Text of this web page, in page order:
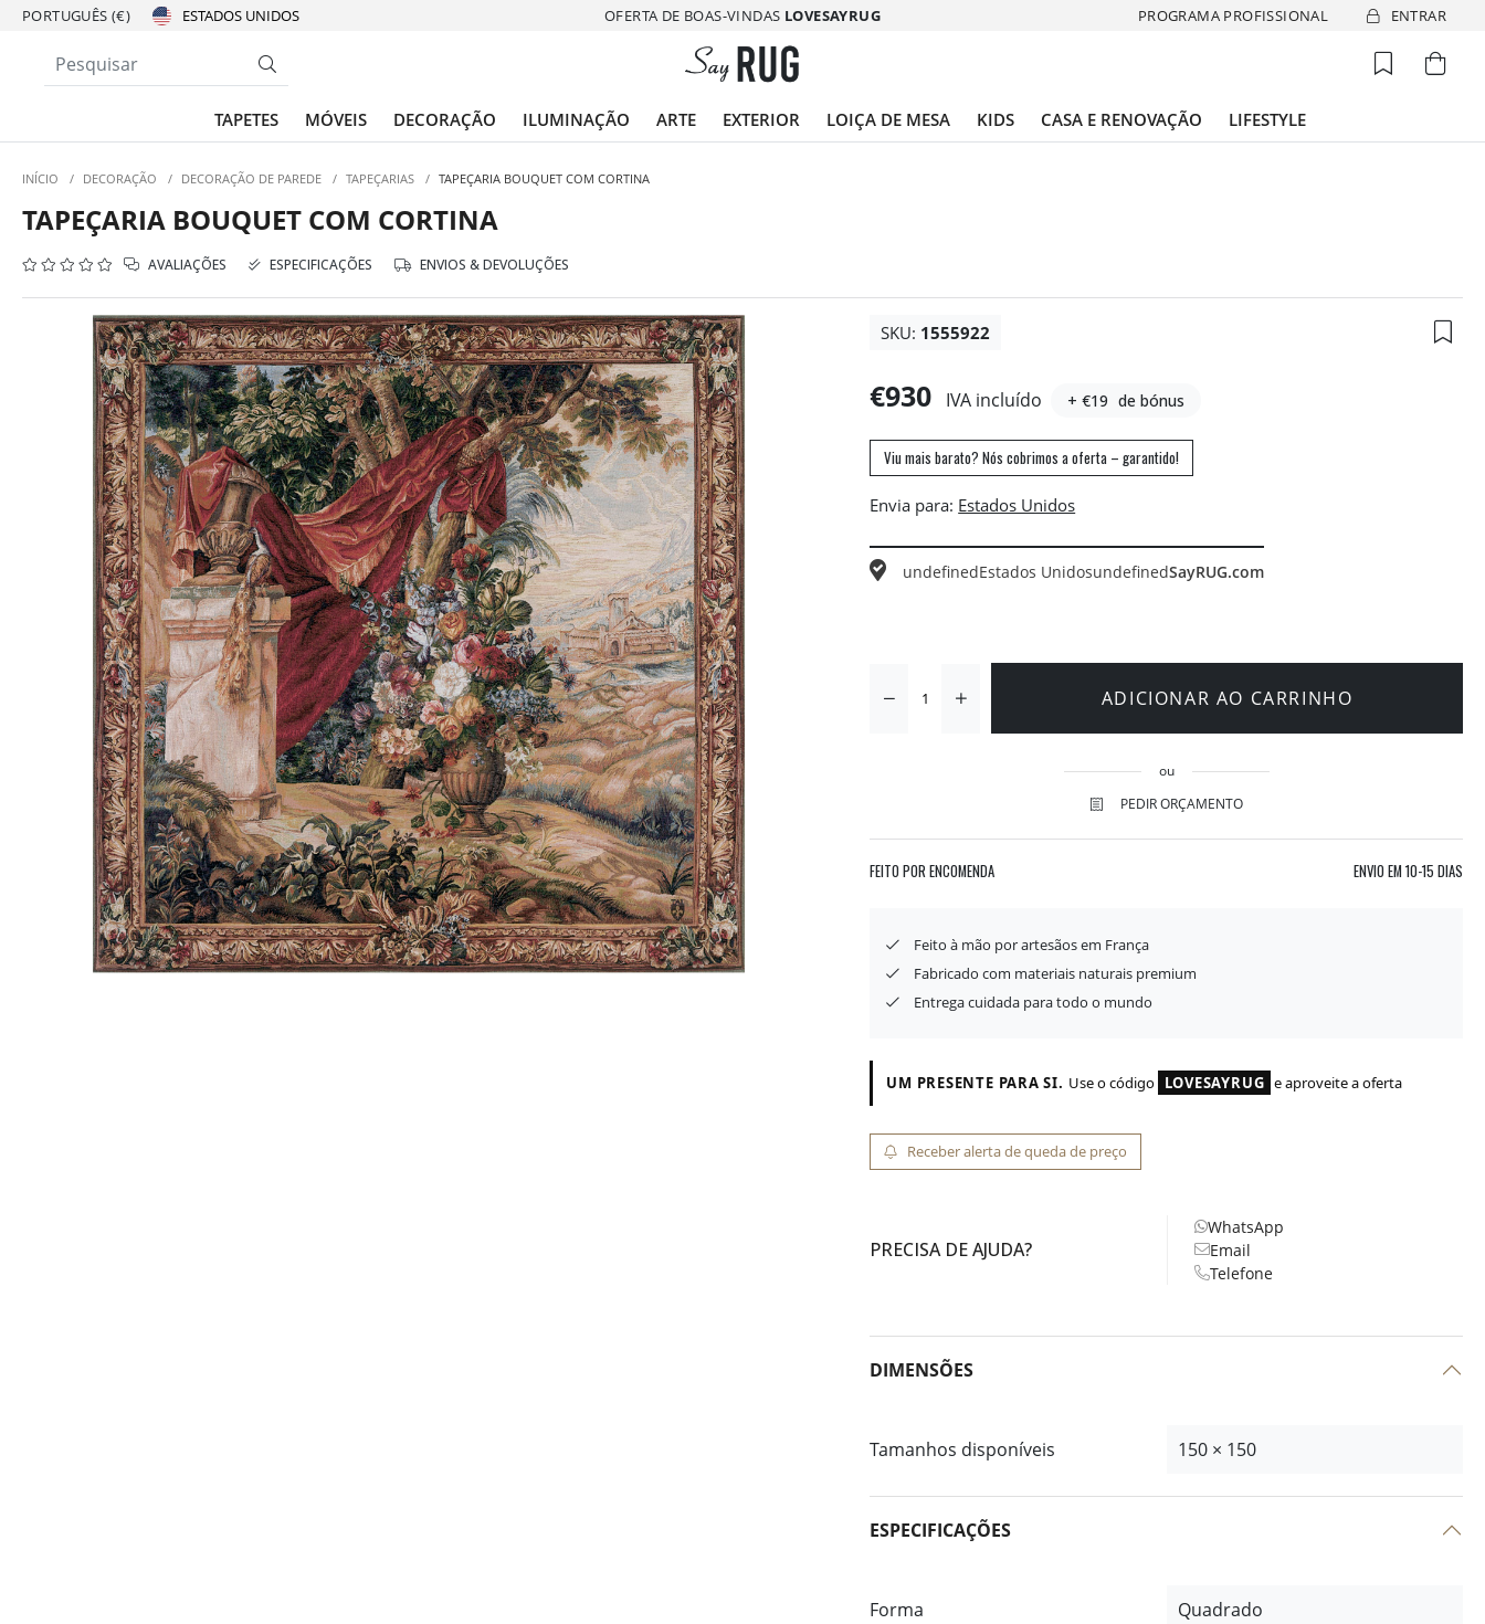
PORTUGUÊS (€) OFERTA DE BOAS-VINDAS LOVESAYRUG PROGRAMA PROFISSIONAL ENTRAR
TAPETES MÓVEIS DECORAÇÃO ILUMINAÇÃO ARTE EXTERIOR LOIÇA DE MESA KIDS CASA E RENOVAÇÃO LIFESTYLE
INÍCIO / DECORAÇÃO / DECORAÇÃO DE PAREDE / TAPEÇARIAS / TAPEÇARIA BOUQUET COM CORTINA
TAPEÇARIA BOUQUET COM CORTINA
AVALIAÇÕES ESPECIFICAÇÕES ENVIOS & DEVOLUÇÕES
SKU: 1555922
€930 IVA incluído + €19 de bónus
Viu mais barato? Nós cobrimos a oferta – garantido!
Envia para:
undefinedEstados UnidosundefinedSayRUG.com
ADICIONAR AO CARRINHO
ou
PEDIR ORÇAMENTO
FEITO POR ENCOMENDA ENVIO EM 10-15 DIAS
Feito à mão por artesãos em França
Fabricado com materiais naturais premium
Entrega cuidada para todo o mundo
UM PRESENTE PARA SI. Use o código LOVESAYRUG e aproveite a oferta
Receber alerta de queda de preço
PRECISA DE AJUDA?
WhatsApp
Email
Telefone
DIMENSÕES
Tamanhos disponíveis 150 × 150
ESPECIFICAÇÕES
Forma
Quadrado